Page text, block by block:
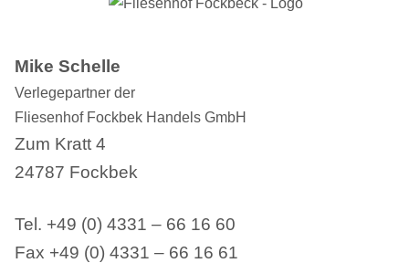
Mike Schelle
Verlegepartner der
Fliesenhof Fockbek Handels GmbH
Zum Kratt 4
24787 Fockbek
Tel. +49 (0) 4331 – 66 16 60
Fax +49 (0) 4331 – 66 16 61